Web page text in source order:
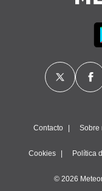
Contacto Sobre
Cookies Política
© 2026